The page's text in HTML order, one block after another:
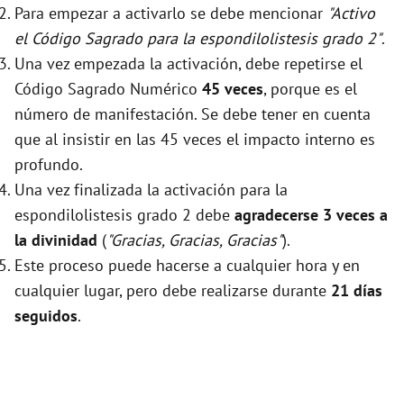
Para empezar a activarlo se debe mencionar "Activo
el Código Sagrado para la espondilolistesis grado 2".
Una vez empezada la activación, debe repetirse el
Código Sagrado Numérico 45 veces, porque es el
número de manifestación. Se debe tener en cuenta
que al insistir en las 45 veces el impacto interno es
profundo.
Una vez finalizada la activación para la
espondilolistesis grado 2 debe agradecerse 3 veces a
la divinidad ("Gracias, Gracias, Gracias").
Este proceso puede hacerse a cualquier hora y en
cualquier lugar, pero debe realizarse durante 21 días
seguidos.